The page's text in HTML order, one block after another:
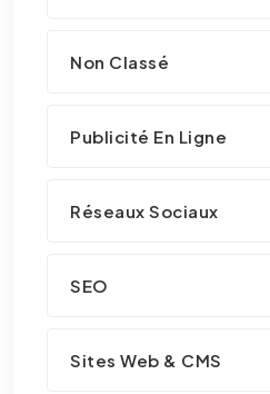
Non Classé
Publicité En Ligne
Réseaux Sociaux
SEO
Sites Web & CMS